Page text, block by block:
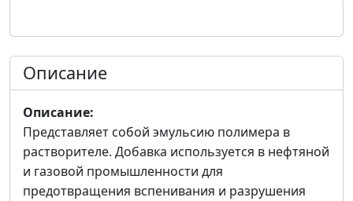
Описание
Описание:
Представляет собой эмульсию полимера в
растворителе. Добавка используется в нефтяной
и газовой промышленности для
предотвращения вспенивания и разрушения